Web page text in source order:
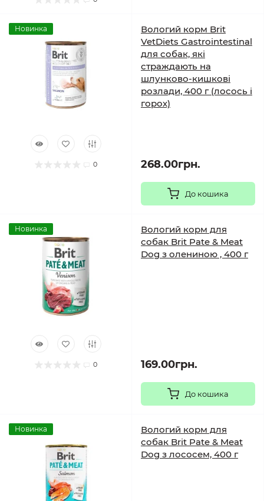
Новинка
0
Вологий корм Brit
VetDiets Gastrointestinal
для собак, які
страждають на
шлунково-кишкові
розлади, 400 г (лосось і
горох)
268.00грн.
До кошика
Новинка
0
Вологий корм для
собак Brit Pate & Meat
Dog з олениною , 400 г
169.00грн.
До кошика
Новинка
Вологий корм для
собак Brit Pate & Meat
Dog з лососем, 400 г